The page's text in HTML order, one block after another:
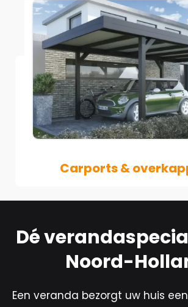
Carports &
Dé
Noord-
Een veranda bezorgt uw huis